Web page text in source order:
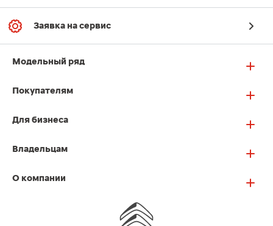
Заявка на сервис
Модельный ряд
Покупателям
Для бизнеса
Владельцам
О компании